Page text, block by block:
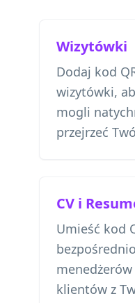
Wizytówki
Dodaj kod
wizytówki,
mogli
przejrzeć
CV i
Umieść kod
klientów z